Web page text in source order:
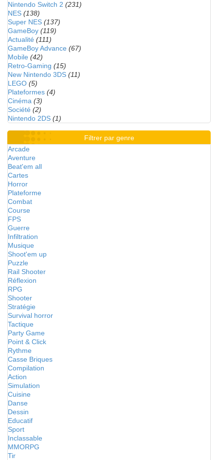
Nintendo Switch 2 (231)
NES (138)
Super NES (137)
GameBoy (119)
Actualité (111)
GameBoy Advance (67)
Mobile (42)
Retro-Gaming (15)
New Nintendo 3DS (11)
LEGO (5)
Plateformes (4)
Cinéma (3)
Société (2)
Nintendo 2DS (1)
Filtrer par genre
Arcade
Aventure
Beat'em all
Cartes
Horror
Plateforme
Combat
Course
FPS
Guerre
Infiltration
Musique
Shoot'em up
Puzzle
Rail Shooter
Réflexion
RPG
Shooter
Stratégie
Survival horror
Tactique
Party Game
Point & Click
Rythme
Casse Briques
Compilation
Action
Simulation
Cuisine
Danse
Dessin
Educatif
Sport
Inclassable
MMORPG
Tir